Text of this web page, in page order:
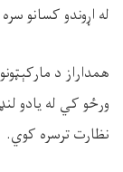
له اړوندو کسانو
همداراز د
ورځو کي له یادو
نظارت ترسره کوي.